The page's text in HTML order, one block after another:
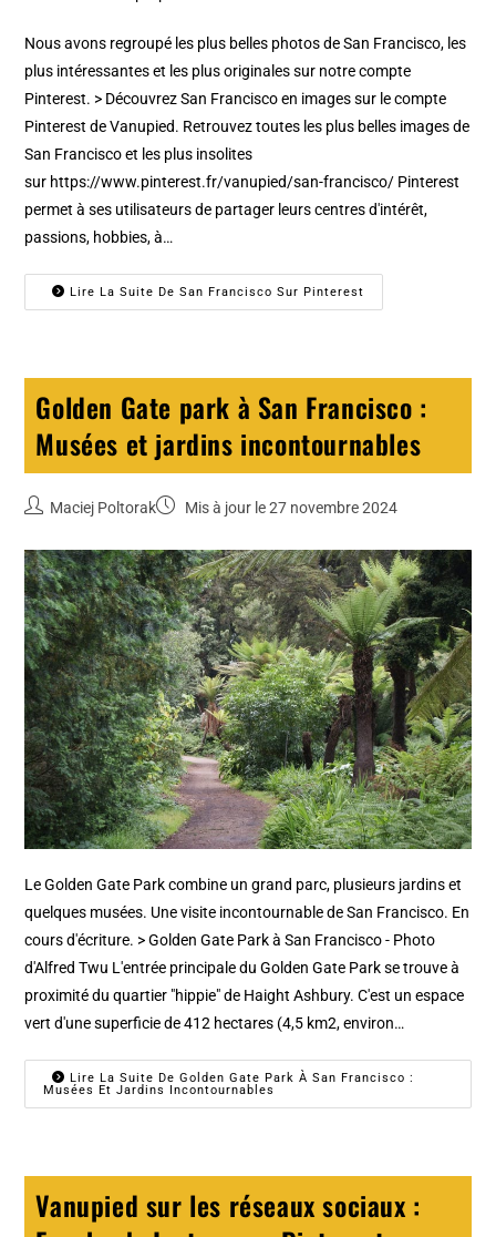
Nous avons regroupé les plus belles photos de San Francisco, les
plus intéressantes et les plus originales sur notre compte
Pinterest. > Découvrez San Francisco en images sur le compte
Pinterest de Vanupied. Retrouvez toutes les plus belles images de
San Francisco et les plus insolites
sur https://www.pinterest.fr/vanupied/san-francisco/ Pinterest
permet à ses utilisateurs de partager leurs centres d'intérêt,
passions, hobbies, à…
Lire La Suite De San Francisco Sur Pinterest
Golden Gate park à San Francisco :
Musées et jardins incontournables
Maciej Poltorak Mis à jour le 27 novembre 2024
Le Golden Gate Park combine un grand parc, plusieurs jardins et
quelques musées. Une visite incontournable de San Francisco. En
cours d'écriture. > Golden Gate Park à San Francisco - Photo
d'Alfred Twu L'entrée principale du Golden Gate Park se trouve à
proximité du quartier "hippie" de Haight Ashbury. C'est un espace
vert d'une superficie de 412 hectares (4,5 km2, environ…
Lire La Suite De Golden Gate Park À San Francisco :
Musées Et Jardins Incontournables
Vanupied sur les réseaux sociaux :